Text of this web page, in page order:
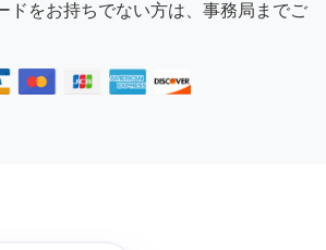
ドをお持ちでない方は、事務局までご